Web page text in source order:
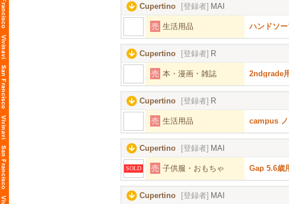
Cupertino [登録者] MAI
売 生活用品 ハンドソー
Cupertino [登録者] R
売 本・漫画・雑誌 2ndgrade
Cupertino [登録者] R
売 生活用品 campus
Cupertino [登録者] MAI
SOLD 売 子供服・おもちゃ Gap 5.6
Cupertino [登録者] MAI